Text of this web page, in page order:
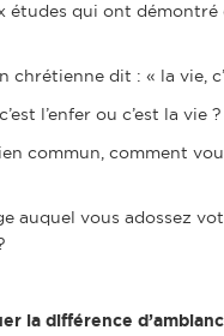
études qui ont
chrétienne dit : « la vie,
l’enfer ou c’est la vie ?
commun, comment
auquel vous adossez
la différence